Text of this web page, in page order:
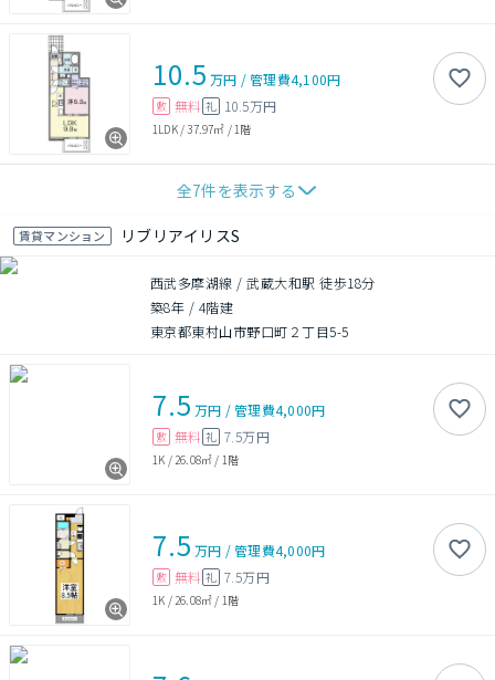
10.5 万円 /管理費4,100円
敷 無料 礼 10.5万円
1LDK/37.97㎡ / 1階
全7件を表示する
賃貸マンション リブリアイリスS
西武多摩湖線 / 武蔵大和駅 徒歩18分
築8年 / 4階建
東京都東村山市野口町２丁目5-5
7.5 万円 /管理費4,000円
敷 無料 礼 7.5万円
1K / 26.08㎡ / 1階
7.5 万円 /管理費4,000円
敷 無料 礼 7.5万円
1K / 26.08㎡ / 1階